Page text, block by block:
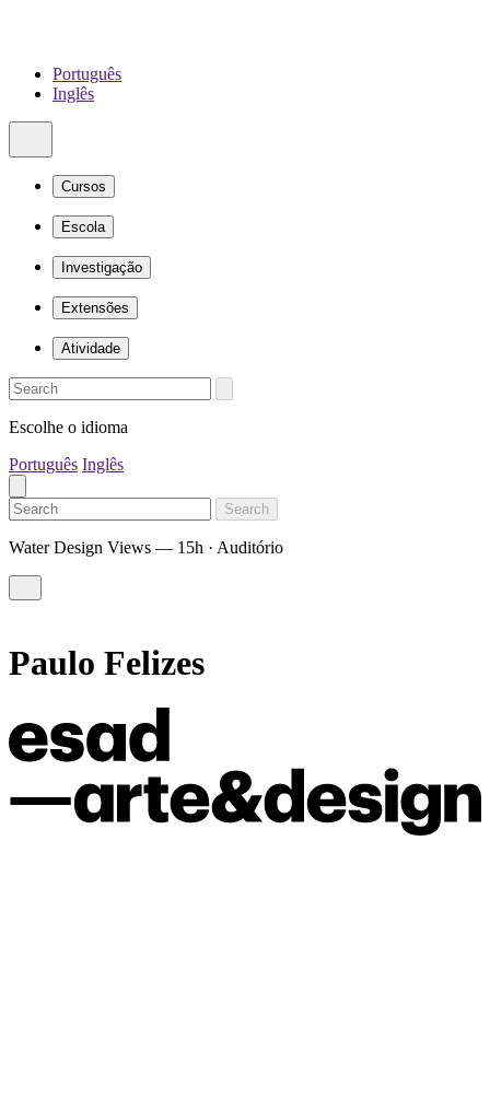
Português
Inglês
Cursos
Escola
Investigação
Extensões
Atividade
Escolhe o idioma
Português Inglês
Search
Water Design Views — 15h · Auditório
Paulo Felizes